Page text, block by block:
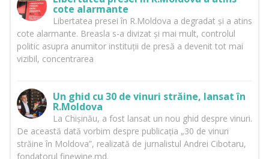
cote alarmante
Libertatea presei în R.Moldova a degradat și a atins
cote alarmante. Breasla s-a divizat și mai mult, controlul
politic asupra anumitor instituții de presă a devenit tot mai
vizibil, concentrarea
Un ghid cu 30 de vinuri străine, lansat în
R.Moldova
La Chișinău, a fost lansat un nou ghid despre vinuri.
De această dată vorbim despre publicația „30 de vinuri
străine în Moldova”, realizată de jurnalistul Andrei Cibotaru,
fondatorul finewine.md.